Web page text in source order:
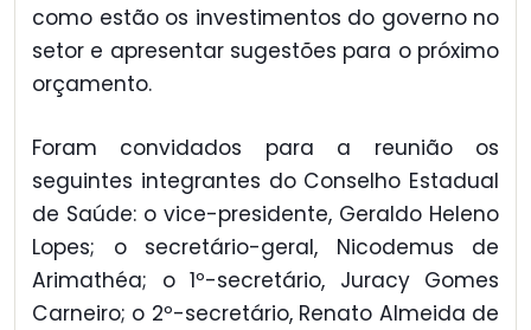
como estão os investimentos do governo no
setor e apresentar sugestões para o próximo
orçamento.
Foram convidados para a reunião os
seguintes integrantes do Conselho Estadual
de Saúde: o vice-presidente, Geraldo Heleno
Lopes; o secretário-geral, Nicodemus de
Arimathéa; o 1º-secretário, Juracy Gomes
Carneiro; o 2º-secretário, Renato Almeida de